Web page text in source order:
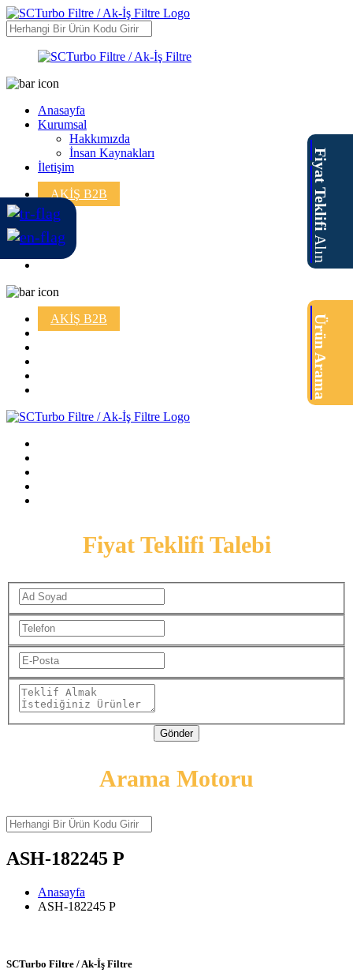
Anasayfa
Kurumsal
Hakkımızda
İnsan Kaynakları
İletişim
AKİŞ B2B
AKİŞ B2B
Fiyat Teklifi
Alın
Fiyat Teklifi Talebi
Gönder
Ürün Arama
Arama Motoru
ASH-182245 P
Anasayfa
ASH-182245 P
SCTurbo Filtre / Ak-İş Filtre